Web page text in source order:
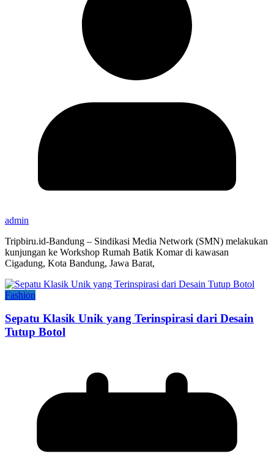
admin
Tripbiru.id-Bandung – Sindikasi Media Network (SMN) melakukan
kunjungan ke Workshop Rumah Batik Komar di kawasan
Cigadung, Kota Bandung, Jawa Barat,
Fashion
Sepatu Klasik Unik yang Terinspirasi dari Desain
Tutup Botol